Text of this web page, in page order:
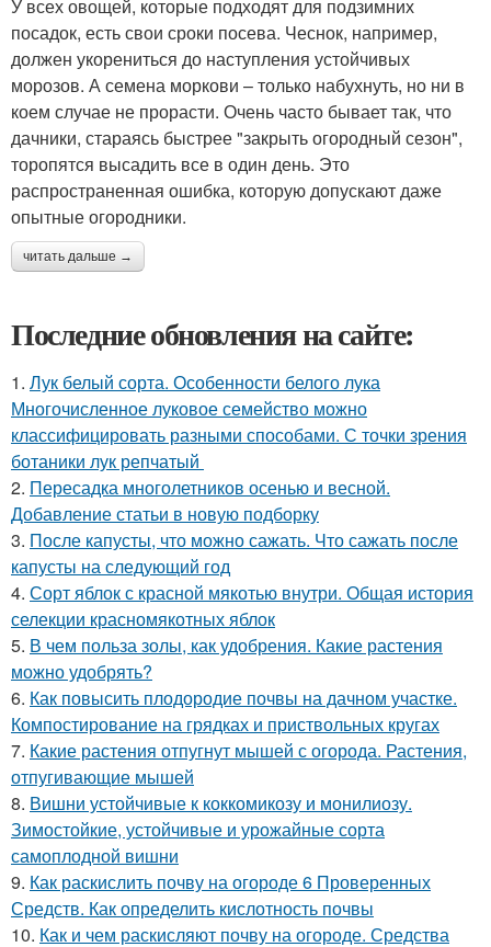
У всех овощей, которые подходят для подзимних
посадок, есть свои сроки посева. Чеснок, например,
должен укорениться до наступления устойчивых
морозов. А семена моркови – только набухнуть, но ни в
коем случае не прорасти. Очень часто бывает так, что
дачники, стараясь быстрее "закрыть огородный сезон",
торопятся высадить все в один день. Это
распространенная ошибка, которую допускают даже
опытные огородники.
читать дальше →
Последние обновления на сайте:
1. Лук белый сорта. Особенности белого лука
Многочисленное луковое семейство можно
классифицировать разными способами. С точки зрения
ботаники лук репчатый
2. Пересадка многолетников осенью и весной.
Добавление статьи в новую подборку
3. После капусты, что можно сажать. Что сажать после
капусты на следующий год
4. Сорт яблок с красной мякотью внутри. Общая история
селекции красномякотных яблок
5. В чем польза золы, как удобрения. Какие растения
можно удобрять?
6. Как повысить плодородие почвы на дачном участке.
Компостирование на грядках и приствольных кругах
7. Какие растения отпугнут мышей с огорода. Растения,
отпугивающие мышей
8. Вишни устойчивые к коккомикозу и монилиозу.
Зимостойкие, устойчивые и урожайные сорта
самоплодной вишни
9. Как раскислить почву на огороде 6 Проверенных
Средств. Как определить кислотность почвы
10. Как и чем раскисляют почву на огороде. Средства